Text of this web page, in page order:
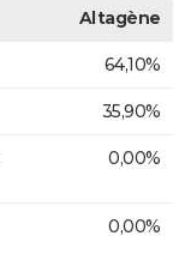
Altagène
64,10%
35,90%
0,00%
0,00%